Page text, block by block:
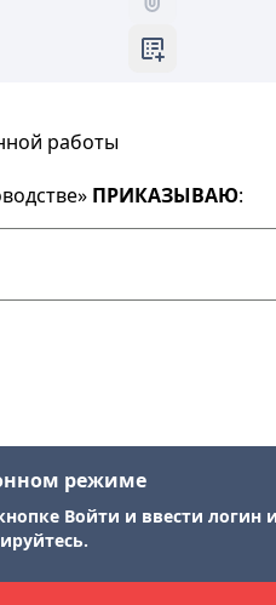
работы
ПРИКАЗЫВАЮ:
режиме
Войти и ввести логин и